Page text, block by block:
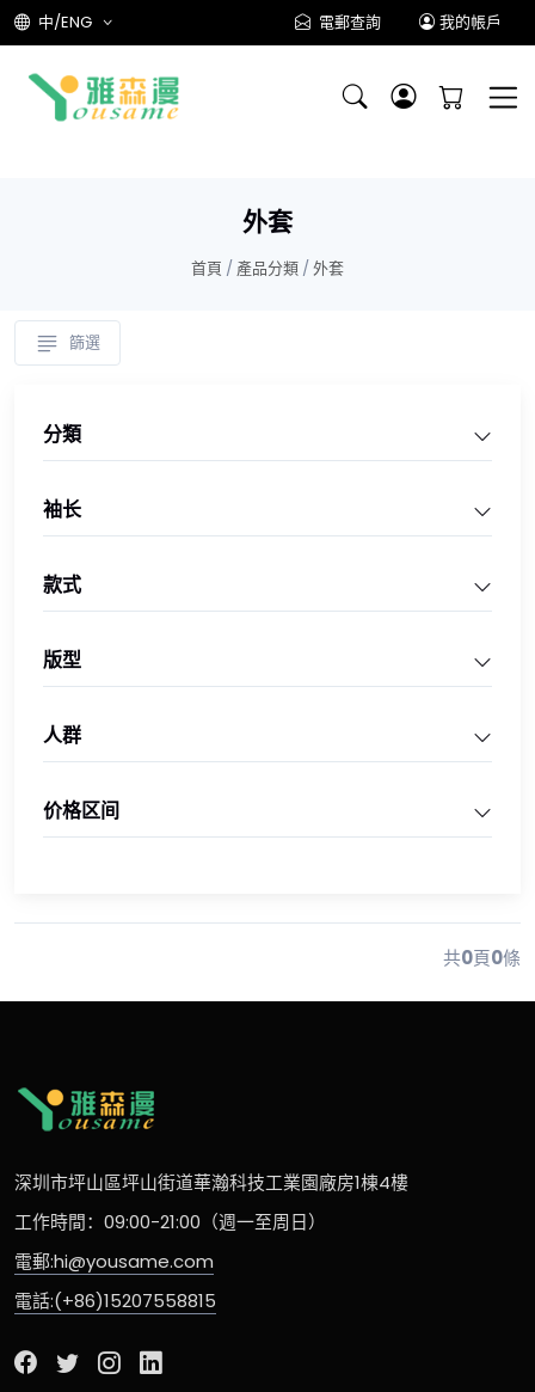
中/ENG 電郵查詢 我的帳戶
外套
首頁 / 產品分類 / 外套
篩選
分類
袖长
款式
版型
人群
价格区间
共0頁0條
深圳市坪山區坪山街道華瀚科技工業園廠房1棟4樓
工作時間：09:00-21:00（週一至周日）
電郵:hi@yousame.com
電話:(+86)15207558815